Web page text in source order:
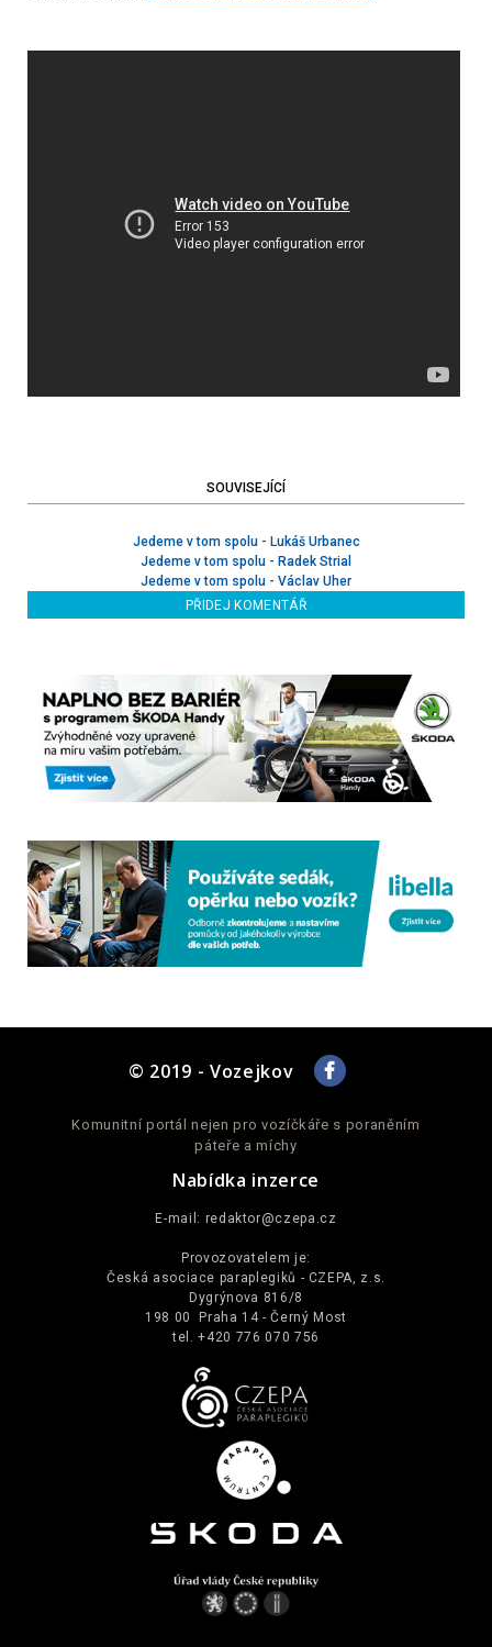
SOUVISEJÍCÍ
Jedeme v tom spolu - Lukáš Urbanec
Jedeme v tom spolu - Radek Strial
Jedeme v tom spolu - Václav Uher
PŘIDEJ KOMENTÁŘ
© 2019 - Vozejkov
Komunitní portál nejen pro vozíčkáře s poraněním
páteře a míchy
Nabídka inzerce
E-mail: redaktor@czepa.cz
Provozovatelem je:
Česká asociace paraplegiků - CZEPA, z.s.
Dygrýnova 816/8
198 00 Praha 14 - Černý Most
tel. +420 776 070 756